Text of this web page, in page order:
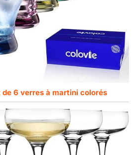
de 6 verres à martini colorés